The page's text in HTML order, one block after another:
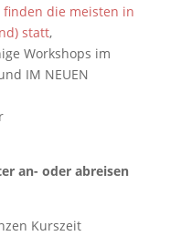
finden die meisten in
statt,
Workshops im
IM NEUEN
an- oder abreisen
Kurszeit